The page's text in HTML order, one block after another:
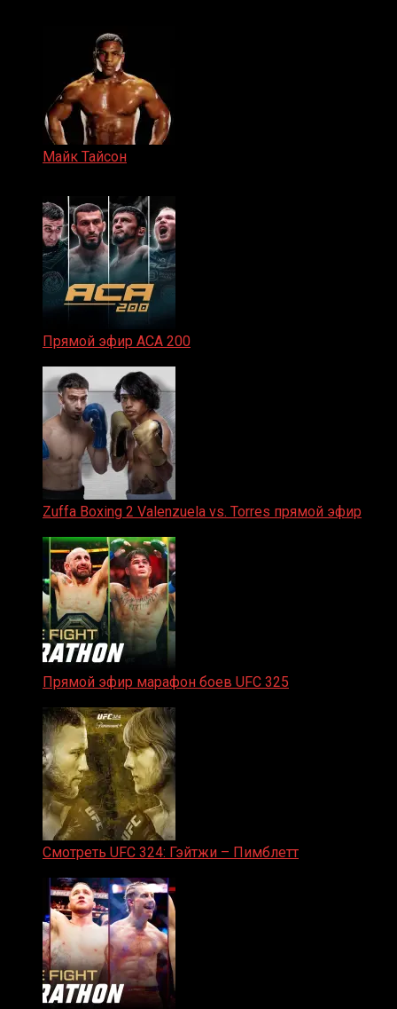
Майк Тайсон
Прямой эфир ACA 200
Zuffa Boxing 2 Valenzuela vs. Torres прямой эфир
Прямой эфир марафон боев UFC 325
Смотреть UFC 324: Гэйтжи – Пимблетт